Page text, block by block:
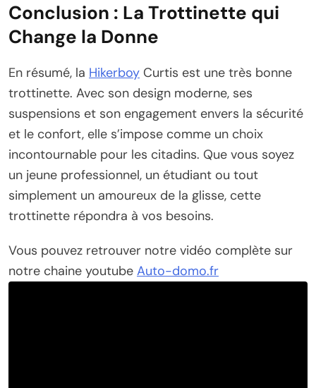
Conclusion : La Trottinette qui
Change la Donne
En résumé, la Hikerboy Curtis est une très bonne
trottinette. Avec son design moderne, ses
suspensions et son engagement envers la sécurité
et le confort, elle s’impose comme un choix
incontournable pour les citadins. Que vous soyez
un jeune professionnel, un étudiant ou tout
simplement un amoureux de la glisse, cette
trottinette répondra à vos besoins.
Vous pouvez retrouver notre vidéo complète sur
notre chaine youtube Auto-domo.fr